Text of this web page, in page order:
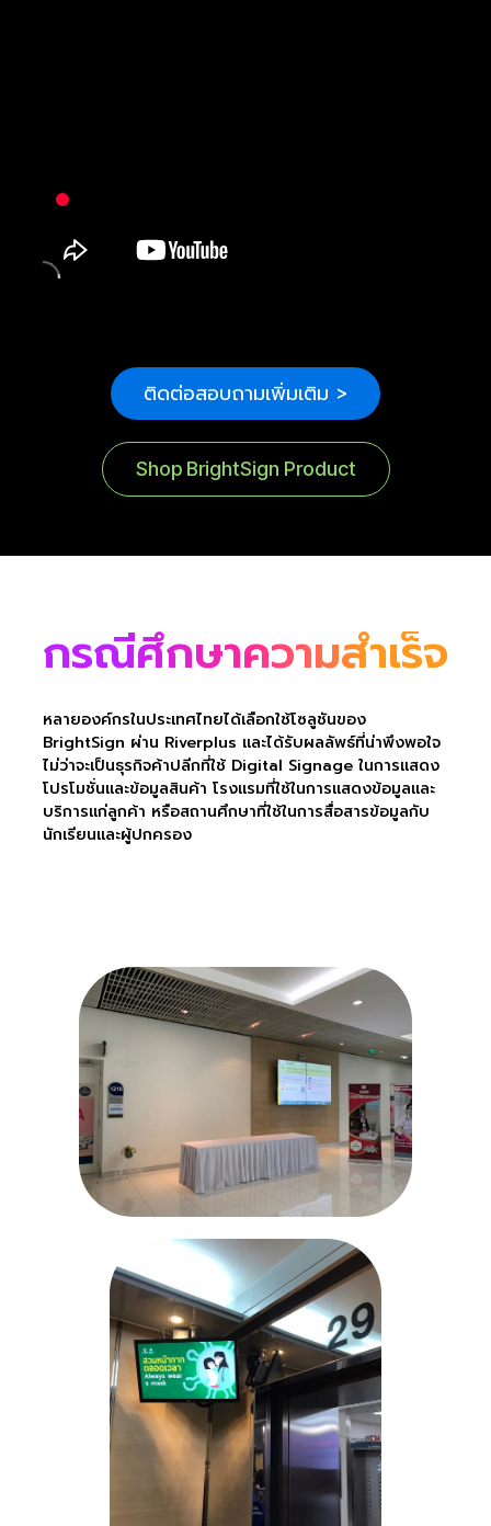
ติดต่อสอบถามเพิ่มเติม >
Shop BrightSign Product
กรณีศึกษาความสำเร็จ
หลายองค์กรในประเทศไทยได้เลือกใช้โซลูชันของ
BrightSign ผ่าน Riverplus และได้รับผลลัพธ์ที่น่าพึงพอใจ
ไม่ว่าจะเป็นธุรกิจค้าปลีกที่ใช้ Digital Signage ในการแสดง
โปรโมชั่นและข้อมูลสินค้า โรงแรมที่ใช้ในการแสดงข้อมูลและ
บริการแก่ลูกค้า หรือสถานศึกษาที่ใช้ในการสื่อสารข้อมูลกับ
นักเรียนและผู้ปกครอง